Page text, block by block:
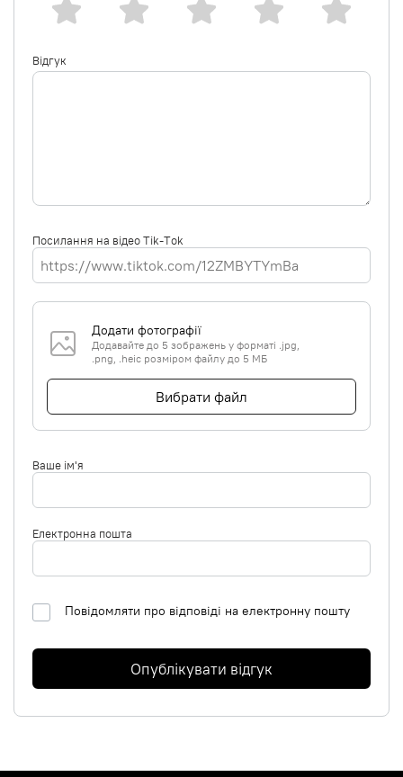
Відгук
Посилання на відео Tik-Tok
Додати фотографії
Додавайте до 5 зображень у форматі .jpg,
.png, .heic розміром файлу до 5 МБ
Вибрати файл
Ваше ім'я
Електронна пошта
Повідомляти про відповіді на електронну пошту
Опублікувати відгук